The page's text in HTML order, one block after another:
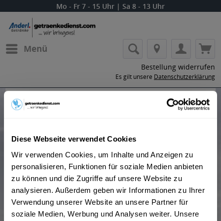
Diese Webseite verwendet Cookies
Wir verwenden Cookies, um Inhalte und Anzeigen zu
personalisieren, Funktionen für soziale Medien anbieten
zu können und die Zugriffe auf unsere Website zu
analysieren. Außerdem geben wir Informationen zu Ihrer
Verwendung unserer Website an unsere Partner für
soziale Medien, Werbung und Analysen weiter. Unsere
Mo - Fr 7 - 15 Uhr | Sa 8 - 13 Uhr
Menü
Bestellung widerrufen
Es gilt unsere Datenschutzerklärung
Produkte von Bachmann
"Beheimatet im Ruhrgebiet verdankt der feine Tropfen
seinen Namen seit über 100 Jahren dem Polizisten
Bachmann. Nach seinen Streifgängen in den
Hageböck’schen Probierstuben ließ er sich eine